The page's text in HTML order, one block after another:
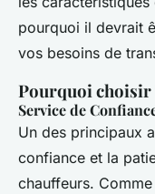
pourquoi il devrait
vos besoins de
Pourquoi choisir
Service de
Un des principaux
confiance et la
chauffeurs.